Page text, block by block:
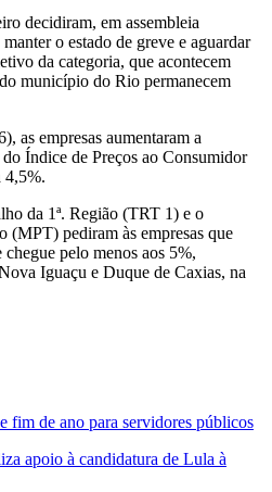
decidiram, em assembleia
o estado de greve e aguardar
da categoria, que acontecem
município do Rio permanecem
as empresas aumentaram a
Índice de Preços ao Consumidor
4,5%.
da 1ª. Região (TRT 1) e o
pediram às empresas que
pelo menos aos 5%,
Iguaçu e Duque de Caxias, na
fim de ano para servidores públicos
apoio à candidatura de Lula à